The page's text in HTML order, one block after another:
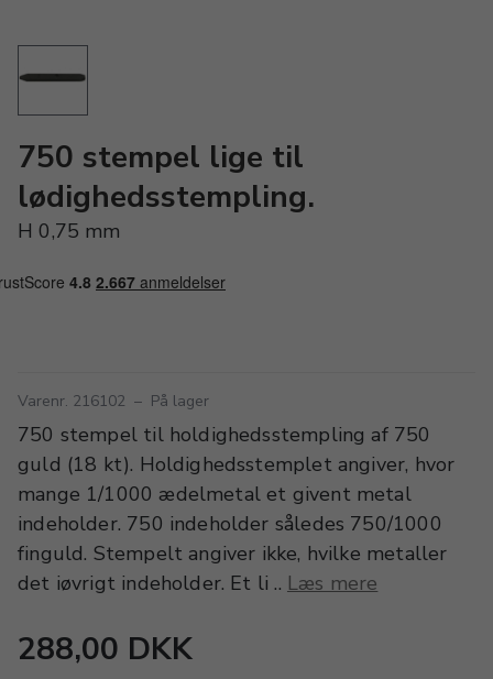
750 stempel lige til
lødighedsstempling.
H 0,75 mm
Varenr. 216102 – På lager
750 stempel til holdighedsstempling af 750
guld (18 kt). Holdighedsstemplet angiver, hvor
mange 1/1000 ædelmetal et givent metal
indeholder. 750 indeholder således 750/1000
finguld. Stempelt angiver ikke, hvilke metaller
det iøvrigt indeholder. Et li .. Læs mere
288,00 DKK